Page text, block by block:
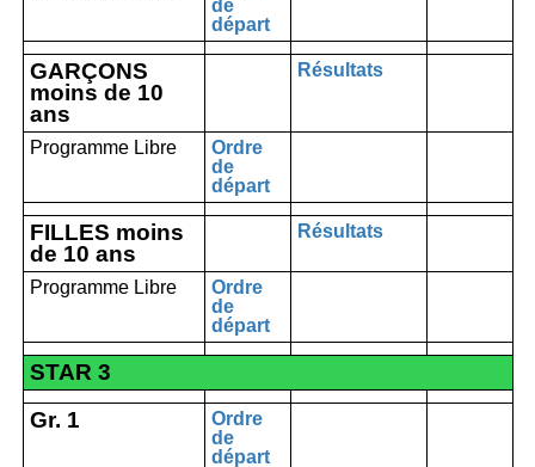
de
départ
GARÇONS
moins de 10
ans
Résultats
Programme Libre
Ordre
de
départ
FILLES moins
de 10 ans
Résultats
Programme Libre
Ordre
de
départ
STAR 3
Gr. 1
Ordre
de
départ